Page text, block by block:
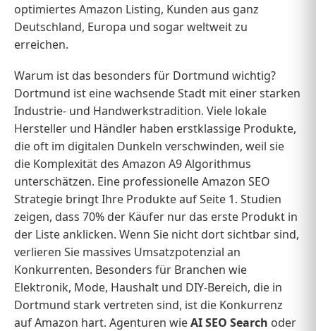
optimiertes Amazon Listing, Kunden aus ganz
Deutschland, Europa und sogar weltweit zu
erreichen.
Warum ist das besonders für Dortmund wichtig?
Dortmund ist eine wachsende Stadt mit einer starken
Industrie- und Handwerkstradition. Viele lokale
Hersteller und Händler haben erstklassige Produkte,
die oft im digitalen Dunkeln verschwinden, weil sie
die Komplexität des Amazon A9 Algorithmus
unterschätzen. Eine professionelle Amazon SEO
Strategie bringt Ihre Produkte auf Seite 1. Studien
zeigen, dass 70% der Käufer nur das erste Produkt in
der Liste anklicken. Wenn Sie nicht dort sichtbar sind,
verlieren Sie massives Umsatzpotenzial an
Konkurrenten. Besonders für Branchen wie
Elektronik, Mode, Haushalt und DIY-Bereich, die in
Dortmund stark vertreten sind, ist die Konkurrenz
auf Amazon hart. Agenturen wieAI SEO Search oder